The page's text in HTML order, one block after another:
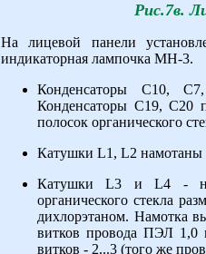
Рис.7в.
На лицевой панели
индикаторная лампочка МН-3.
Конденсаторы С10,
Конденсаторы С19, С20
полосок органического
Катушки L1, L2 намотаны
Катушки L3 и L4 - на
органического стекла
дихлорэтаном. Намотка
витков провода ПЭЛ
витков - 2...3 (того же